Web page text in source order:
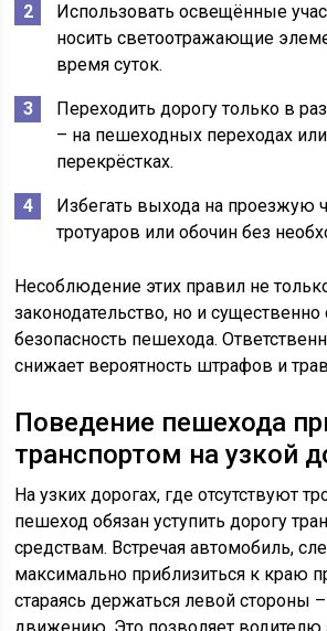
Использовать освещённые
носить светоотражающие
время суток.
Переходить дорогу только в
– на пешеходных переходах
перекрёстках.
Избегать выхода на проезжую
тротуаров или обочин без
Несоблюдение этих правил не
законодательство, но и
безопасность пешехода.
снижает вероятность штрафов и
Поведение пешехода
транспортом на узкой
На узких дорогах, где отсутствуют
пешеход обязан уступить дорогу
средствам. Встречая автомобиль,
максимально приблизиться к краю
стараясь держаться левой стороны